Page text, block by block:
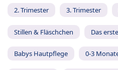
2. Trimester 3. Trimester
Stillen & Fläschchen Das
Babys Hautpflege 0-3